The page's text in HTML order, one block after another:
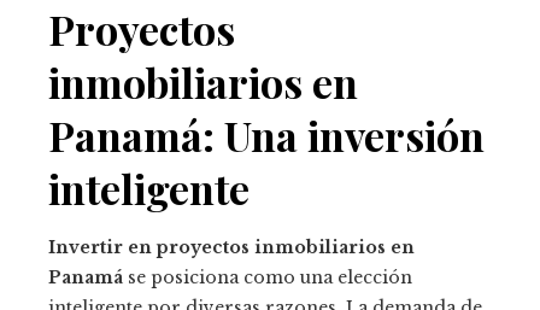
Proyectos
inmobiliarios en
Panamá: Una inversión
inteligente
Invertir en proyectos inmobiliarios en
Panamá se posiciona como una elección